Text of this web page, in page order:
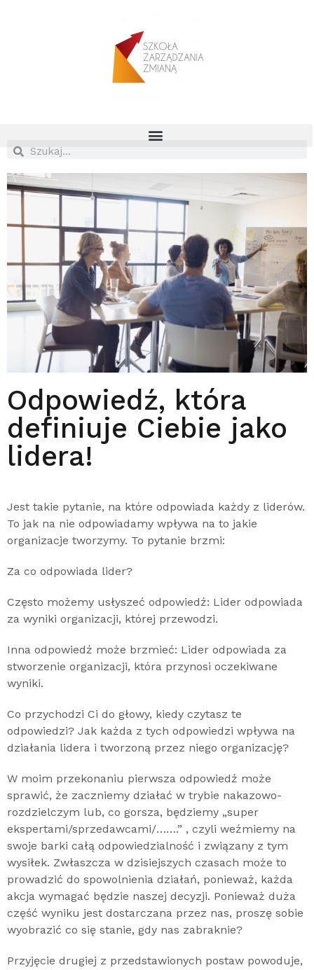
Odpowiedź, która
definiuje Ciebie jako
lidera!
Jest takie pytanie, na które odpowiada każdy z liderów.
To jak na nie odpowiadamy wpływa na to jakie
organizacje tworzymy. To pytanie brzmi:
Za co odpowiada lider?
Często możemy usłyszeć odpowiedź: Lider odpowiada
za wyniki organizacji, której przewodzi.
Inna odpowiedź może brzmieć: Lider odpowiada za
stworzenie organizacji, która przynosi oczekiwane
wyniki.
Co przychodzi Ci do głowy, kiedy czytasz te
odpowiedzi? Jak każda z tych odpowiedzi wpływa na
działania lidera i tworzoną przez niego organizację?
W moim przekonaniu pierwsza odpowiedź może
sprawić, że zaczniemy działać w trybie nakazowo-
rozdzielczym lub, co gorsza, będziemy „super
ekspertami/sprzedawcami/…….” , czyli weźmiemy na
swoje barki całą odpowiedzialność i związany z tym
wysiłek. Zwłaszcza w dzisiejszych czasach może to
prowadzić do spowolnienia działań, ponieważ, każda
akcja wymagać będzie naszej decyzji. Ponieważ duża
część wyniku jest dostarczana przez nas, proszę sobie
wyobrazić co się stanie, gdy nas zabraknie?
Przyjęcie drugiej z przedstawionych postaw powoduje,